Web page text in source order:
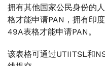
拥有其他国家公民身份的
格才能申请PAN，拥有印
49A表格才能申请PAN。
该表格可通过UTIITSL和